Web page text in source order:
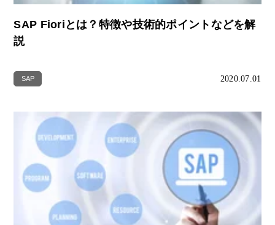
SAP Fioriとは？特徴や技術的ポイントなどを解
説
SAP 2020.07.01